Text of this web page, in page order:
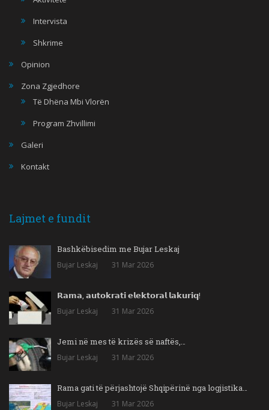
Intervista
Shkrime
Opinion
Zona Zgjedhore
Të Dhëna Mbi Vlorën
Program Zhvillimi
Galeri
Kontakt
Lajmet e fundit
Bashkëbisedim me Bujar Leskaj
Bujar Leskaj 31 Mar 2026
𝗥𝗮𝗺𝗮, 𝗮𝘂𝘁𝗼𝗸𝗿𝗮𝘁𝗶 𝗲𝗹𝗲𝗸𝘁𝗼𝗿𝗮𝗹 𝗹𝗮𝗸𝘂𝗿𝗶𝗾!
Bujar Leskaj 31 Mar 2026
Jemi në mes të krizës së naftës,…
Bujar Leskaj 31 Mar 2026
Rama gati të përjashtojë Shqipërinë nga logjistika…
Bujar Leskaj 31 Mar 2026